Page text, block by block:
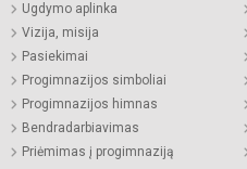
Ugdymo aplinka
Vizija, misija
Pasiekimai
Progimnazijos simboliai
Progimnazijos himnas
Bendradarbiavimas
Priėmimas į progimnaziją